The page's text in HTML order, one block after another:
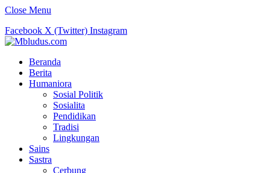
Close Menu
Facebook X (Twitter) Instagram
Beranda
Berita
Humaniora
Sosial Politik
Sosialita
Pendidikan
Tradisi
Lingkungan
Sains
Sastra
Cerbung